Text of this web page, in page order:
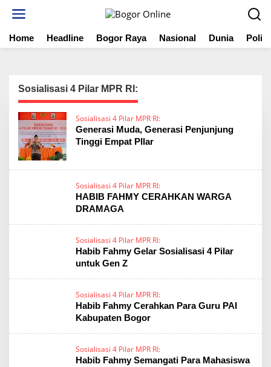
t
Home Headline Bogor Raya Nasional Dunia
Sosialisasi 4 Pilar MPR RI:
Sosialisasi 4 Pilar MPR RI:
Generasi Muda, Generasi Penjunjung
Tinggi Empat PIlar
Sosialisasi 4 Pilar MPR RI:
HABIB FAHMY CERAHKAN WARGA
DRAMAGA
Sosialisasi 4 Pilar MPR RI:
Habib Fahmy Gelar Sosialisasi 4 Pilar
untuk Gen Z
Sosialisasi 4 Pilar MPR RI:
Habib Fahmy Cerahkan Para Guru PAI
Kabupaten Bogor
Sosialisasi 4 Pilar MPR RI:
Habib Fahmy Semangati Para Mahasiswa